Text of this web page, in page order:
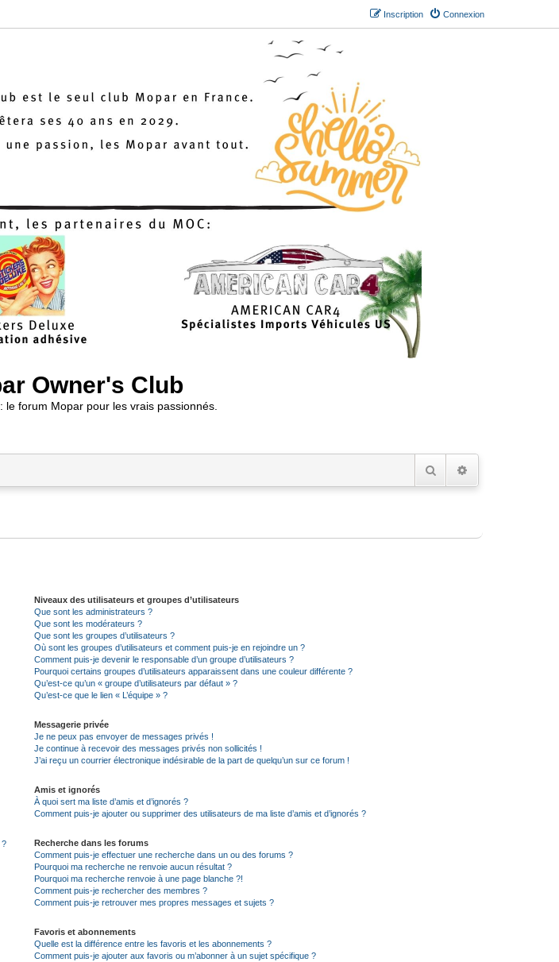
Connexion
Inscription
Owner's Club
forum Mopar pour les vrais passionnés.
RechercherRecherche avancée
?
Niveaux des utilisateurs et groupes d’utilisateurs
Que sont les administrateurs ?
Que sont les modérateurs ?
Que sont les groupes d’utilisateurs ?
Où sont les groupes d’utilisateurs et comment puis-je en rejoindre un ?
Comment puis-je devenir le responsable d’un groupe d’utilisateurs ?
Pourquoi certains groupes d’utilisateurs apparaissent dans une couleur différente ?
Qu’est-ce qu’un « groupe d’utilisateurs par défaut » ?
Qu’est-ce que le lien « L’équipe » ?
Messagerie privée
Je ne peux pas envoyer de messages privés !
Je continue à recevoir des messages privés non sollicités !
J’ai reçu un courrier électronique indésirable de la part de quelqu’un sur ce forum !
Amis et ignorés
À quoi sert ma liste d’amis et d’ignorés ?
Comment puis-je ajouter ou supprimer des utilisateurs de ma liste d’amis et d’ignorés ?
Recherche dans les forums
Comment puis-je effectuer une recherche dans un ou des forums ?
Pourquoi ma recherche ne renvoie aucun résultat ?
Pourquoi ma recherche renvoie à une page blanche ?!
Comment puis-je rechercher des membres ?
Comment puis-je retrouver mes propres messages et sujets ?
Favoris et abonnements
Quelle est la différence entre les favoris et les abonnements ?
Comment puis-je ajouter aux favoris ou m’abonner à un sujet spécifique ?